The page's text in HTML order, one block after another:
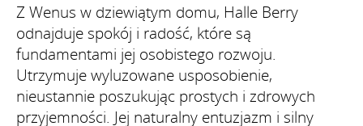
Z Wenus w dziewiątym domu, Halle Berry
odnajduje spokój i radość, które są
fundamentami jej osobistego rozwoju.
Utrzymuje wyluzowane usposobienie,
nieustannie poszukując prostych i zdrowych
przyjemności. Jej naturalny entuzjazm i silny